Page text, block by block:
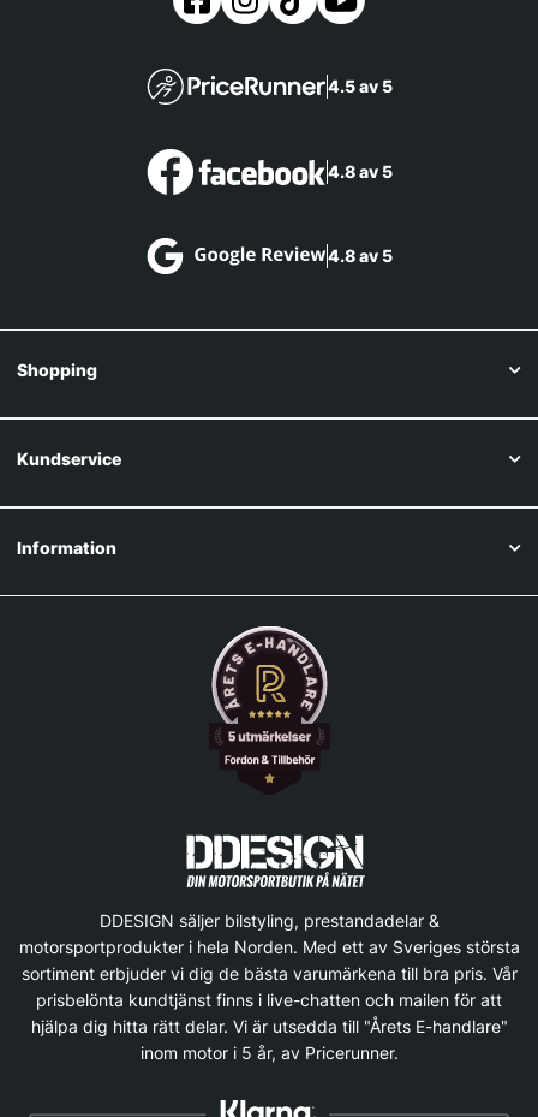
4.5 av 5
4.8 av 5
4.8 av 5
Shopping
Kundservice
Information
DDESIGN säljer bilstyling, prestandadelar &
motorsportprodukter i hela Norden. Med ett av Sveriges största
sortiment erbjuder vi dig de bästa varumärkena till bra pris. Vår
prisbelönta kundtjänst finns i live-chatten och mailen för att
hjälpa dig hitta rätt delar. Vi är utsedda till "Årets E-handlare"
inom motor i 5 år, av Pricerunner.